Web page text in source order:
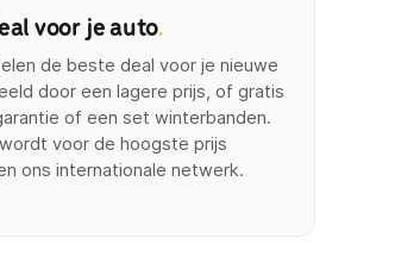
voor je auto.
de beste deal voor je nieuwe
door een lagere prijs, of gratis
of een set winterbanden.
voor de hoogste prijs
ons internationale netwerk.